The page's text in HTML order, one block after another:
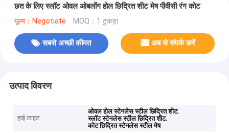
छत के लिए स्लॉट ओवल ओबलोंग होल छिद्रित शीट मेष पीवीसी रंग कोट
मूल्य：Negotiate MOQ：1 टुकड़ा
सबसे अच्छी कीमत अब से संपर्क करें
उत्पाद विवरण
हाई लाइट
ओवल होल स्टेनलेस स्टील छिद्रित शीट,
स्लॉट स्टेनलेस स्टील छिद्रित शीट,
कोट छिद्रित स्टेनलेस स्टील मेष